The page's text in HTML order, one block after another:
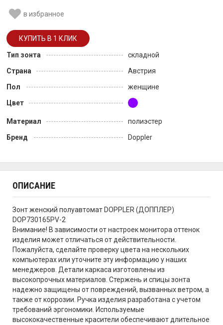
в избранное
Тип зонта
складной
Страна
Австрия
Пол
женщине
Цвет
Материал
полиэстер
Бренд
Doppler
ОПИСАНИЕ
Зонт женский полуавтомат DOPPLER (ДОППЛЕР)
DOP730165PV-2
Внимание! В зависимости от настроек монитора оттенок
изделия может отличаться от действительности.
Пожалуйста, сделайте проверку цвета на нескольких
компьютерах или уточните эту информацию у наших
менеджеров. Детали каркаса изготовлены из
высокопрочных материалов. Стержень и спицы зонта
надежно защищены от повреждений, вызванных ветром, а
также от коррозии. Ручка изделия разработана с учетом
требований эргономики. Используемые
высококачественные красители обеспечивают длительное